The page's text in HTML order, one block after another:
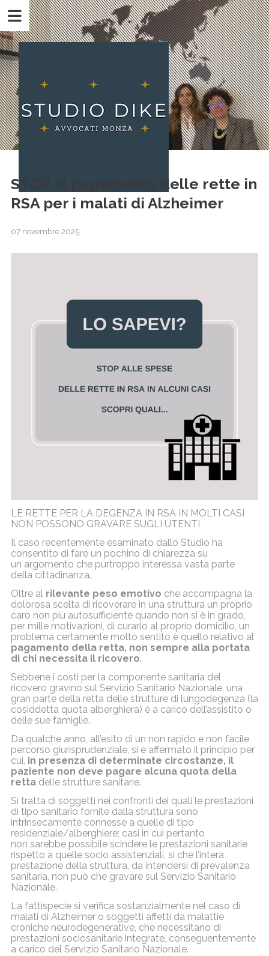
STOP al pagamento delle rette in
RSA per i malati di Alzheimer
07 novembre 2025
LE RETTE PER LA DEGENZA IN RSA IN MOLTI CASI
NON POSSONO GRAVARE SUGLI UTENTI
Il caso recentemente esaminato dallo Studio ha
consentito di fare un pochino di chiarezza su
un argomento che purtroppo interessa vasta parte
della cittadinanza.
Oltre al rilevante peso emotivo che accompagna la
dolorosa scelta di ricoverare in una struttura un proprio
caro non più autosufficiente quando non si è in grado,
per mille motivazioni, di curarlo al proprio domicilio, un
problema certamente molto sentito è quello relativo al
pagamento della retta, non sempre alla portata
di chi necessita il ricovero.
Sebbene i costi per la componente sanitaria del
ricovero gravino sul Servizio Sanitario Nazionale, una
gran parte della retta delle strutture di lungodegenza (la
cosiddetta quota alberghiera) è a carico dell’assistito o
delle sue famiglie.
Da qualche anno, all’esito di un non rapido e non facile
percorso giurisprudenziale, si è affermato il principio per
cui, in presenza di determinate circostanze, il
paziente non deve pagare alcuna quota della
rettadelle strutture sanitarie.
Si tratta di soggetti nei confronti dei quali le prestazioni
di tipo sanitario fornite dalla struttura sono
intrinsecamente connesse a quelle di tipo
residenziale/alberghiere; casi in cui pertanto
non sarebbe possibile scindere le prestazioni sanitarie
rispetto a quelle socio assistenziali, sì che l’intera
prestazione della struttura, da intendersi di prevalenza
sanitaria, non può che gravare sul Servizio Sanitario
Nazionale.
La fattispecie si verifica sostanzialmente nel caso di
malati di Alzheimer o soggetti affetti da malattie
croniche neurodegenerative, che necessitano di
prestazioni sociosanitarie integrate, conseguentemente
a carico del Servizio Sanitario Nazionale.